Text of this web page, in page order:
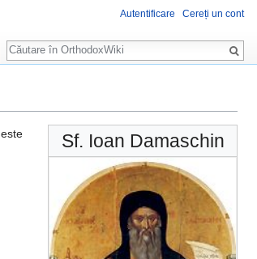
Sf. Ioan Damaschin
este
Autentificare Cereți un cont
Căutare